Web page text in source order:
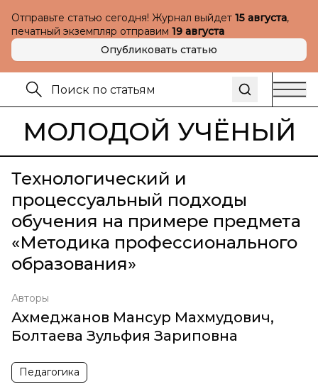
Отправьте статью сегодня! Журнал выйдет 15 августа,
печатный экземпляр отправим 19 августа
Опубликовать статью
МОЛОДОЙ УЧЁНЫЙ
Технологический и
процессуальный подходы
обучения на примере предмета
«Методика профессионального
образования»
Авторы
Ахмеджанов Мансур Махмудович,
Болтаева Зульфия Зариповна
Педагогика